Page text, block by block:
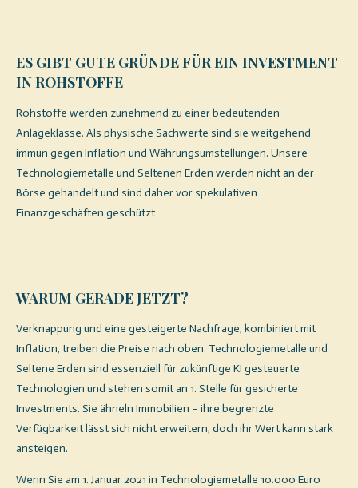
ES GIBT GUTE GRÜNDE FÜR EIN INVESTMENT
IN ROHSTOFFE
Rohstoffe werden zunehmend zu einer bedeutenden
Anlageklasse. Als physische Sachwerte sind sie weitgehend
immun gegen Inflation und Währungsumstellungen. Unsere
Technologiemetalle und Seltenen Erden werden nicht an der
Börse gehandelt und sind daher vor spekulativen
Finanzgeschäften geschützt.
WARUM GERADE JETZT?
Verknappung und eine gesteigerte Nachfrage, kombiniert mit
Inflation, treiben die Preise nach oben. Technologiemetalle und
Seltene Erden sind essenziell für zukünftige KI gesteuerte
Technologien und stehen somit an 1. Stelle für gesicherte
Investments. Sie ähneln Immobilien – ihre begrenzte
Verfügbarkeit lässt sich nicht erweitern, doch ihr Wert kann stark
ansteigen.
Wenn Sie am 1. Januar 2021 in Technologiemetalle 10.000 Euro